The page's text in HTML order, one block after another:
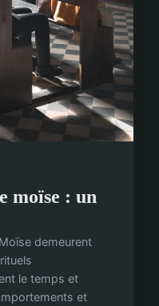
moïse : un
demeurent
le temps et
et